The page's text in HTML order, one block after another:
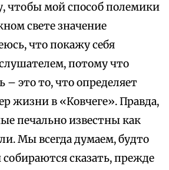
чтобы мой способ полемики
свете значение
что покажу себя
потому что
– это то, что определяет
жизни в «Ковчеге». Правда,
печально известны как
Мы всегда думаем, будто
сказать, прежде